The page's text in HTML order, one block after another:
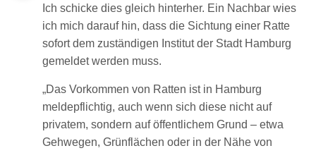
Ich schicke dies gleich hinterher. Ein Nachbar wies
ich mich darauf hin, dass die Sichtung einer Ratte
sofort dem zuständigen Institut der Stadt Hamburg
gemeldet werden muss.
„Das Vorkommen von Ratten ist in Hamburg
meldepflichtig, auch wenn sich diese nicht auf
privatem, sondern auf öffentlichem Grund – etwa
Gehwegen, Grünflächen oder in der Nähe von